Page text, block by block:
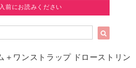
前にお読みください
＋ワンストラップ ドローストリン